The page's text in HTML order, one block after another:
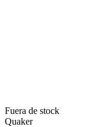
Fuera de stock
Quaker